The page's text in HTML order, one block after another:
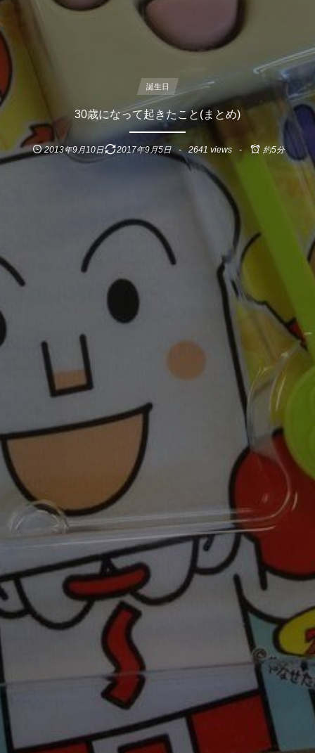
誕生日
30歳になって起きたこと(まとめ)
2013年9月10日 2017年9月5日 2641 views 約5分